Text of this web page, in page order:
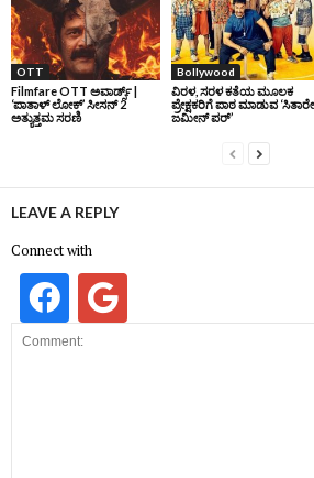
OTT
Filmfare OTT ಅವಾರ್ಡ್ಸ್‌ |
‘ಪಾತಾಳ್‌ ಲೋಕ್‌’ ಸೀಸನ್‌ 2
ಅತ್ಯುತ್ತಮ ಸರಣಿ
Bollywood
ವಿರಳ, ಸರಳ ಕತೆಯ ಮೂಲಕ
ಪ್ರೇಕ್ಷಕರಿಗೆ ಪಾಠ ಮಾಡುವ ‘ಸಿತಾರೇ
ಜಮೀನ್‌ ಪರ್’
LEAVE A REPLY
Connect with